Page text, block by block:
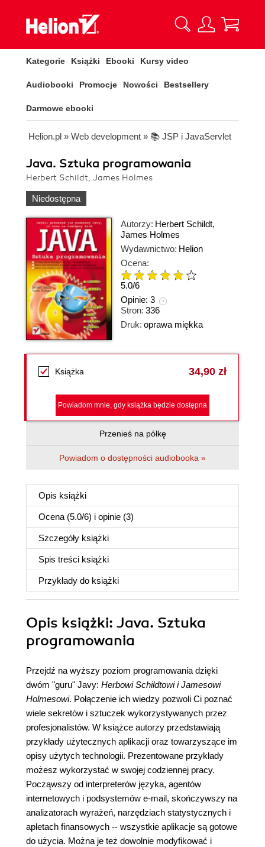
Kategorie Książki Ebooki Kursy video
Audiobooki Promocje Nowości Bestsellery
Darmowe ebooki
Helion.pl » Web development » 📚 JSP i JavaServlet
Java. Sztuka programowania
Herbert Schildt, James Holmes
Niedostępna
Autorzy: Herbert Schildt,
James Holmes
Wydawnictwo: Helion
Ocena:
5.0/6
Opinie: 3
Stron: 336
Druk: oprawa miękka
Książka 34,90 zł
Powiadom mnie, gdy książka będzie dostępna
Przenieś na półkę
Powiadom o dostępności audiobooka »
Opis książki
Ocena (5.0/6) i opinie (3)
Szczegóły książki
Spis treści książki
Przykłady do książki
Opis książki: Java. Sztuka
programowania
Przejdź na wyższy poziom programowania dzięki
dwóm "guru" Javy: Herbowi Schildtowi i Jamesowi
Holmesowi. Połączenie ich wiedzy pozwoli Ci poznać
wiele sekretów i sztuczek wykorzystywanych przez
profesjonalistów. W książce autorzy przedstawiają
przykłady użytecznych aplikacji oraz towarzyszące im
opisy użytych technologii. Prezentowane przykłady
możesz wykorzystać w swojej codziennej pracy.
Począwszy od interpreterów języka, agentów
internetowych i podsystemów e-mail, skończywszy na
analizatorach wyrażeń, narzędziach statystycznych i
apletach finansowych -- wszystkie aplikacje są gotowe
do użycia. Można je też dowolnie modyfikować i